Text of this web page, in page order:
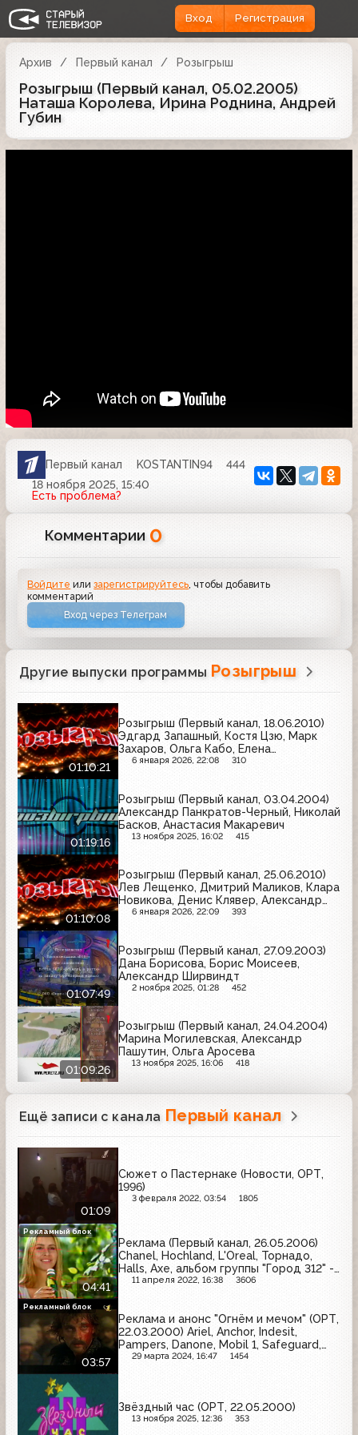
Вход Регистрация
Архив Первый канал Розыгрыш
Розыгрыш (Первый канал, 05.02.2005)
Наташа Королева, Ирина Роднина, Андрей
Губин
Первый канал KOSTANTIN94
444
18 ноября 2025, 15:40
Есть проблема?
Комментарии 0
Войдите илизарегистрируйтесь , чтобы добавить
комментарий
Вход через Телеграм
Другие выпуски программы Розыгрыш
01:10:21
Розыгрыш (Первый канал, 18.06.2010)
Эдгард Запашный, Костя Цзю, Марк
Захаров, Ольга Кабо, Елена
Дробышева, Владимир Долинский
6 января 2026, 22:08 310
01:19:16
Розыгрыш (Первый канал, 03.04.2004)
Александр Панкратов-Черный, Николай
Басков, Анастасия Макаревич
13 ноября 2025, 16:02 415
01:10:08
Розыгрыш (Первый канал, 25.06.2010)
Лев Лещенко, Дмитрий Маликов, Клара
Новикова, Денис Клявер, Александр
Носик, Лариса Лужина, Анна
6 января 2026, 22:09 393
01:07:49
Розыгрыш (Первый канал, 27.09.2003)
Дана Борисова, Борис Моисеев,
Александр Ширвиндт
2 ноября 2025, 01:28 452
01:09:26
Розыгрыш (Первый канал, 24.04.2004)
Марина Могилевская, Александр
Пашутин, Ольга Аросева
13 ноября 2025, 16:06 418
Ещё записи с канала Первый канал
01:09
Сюжет о Пастернаке (Новости, ОРТ,
1996)
3 февраля 2022, 03:54 1805
04:41
Реклама (Первый канал, 26.05.2006)
Chanel, Hochland, L'Oreal, Торнадо,
Halls, Axe, альбом группы "Город 312" -
"Вне зоны доступа", Heineken, Rowenta,
11 апреля 2022, 16:38 3606
Рекламный блок
03:57
Реклама и анонс "Огнём и мечом" (ОРТ,
22.03.2000) Ariel, Anchor, Indesit,
Pampers, Danone, Mobil 1, Safeguard,
Nivea, Margaret Astor, Darling
29 марта 2024, 16:47 1454
Рекламный блок
Звёздный час (ОРТ, 22.05.2000)
13 ноября 2025, 12:36 353